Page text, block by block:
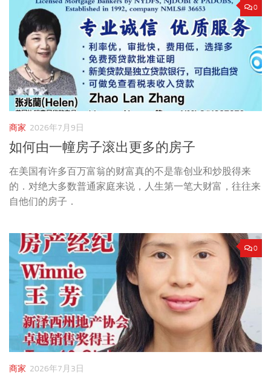
0
商家 2026年7月9日
如何由一幢房子滚出更多的房子
在美国有许多百万富翁的财富真的不是靠创业和炒股得来
的．对绝大多数普通家庭来说，人生第一笔大财富，往往来
自他们的房子．
0
商家 2026年7月3日